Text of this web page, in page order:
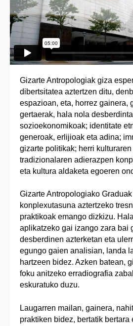
Gizarte Antropologiak giza
dibertsitatea aztertzen ditu,
espazioan, eta, horrez gainera,
gertaerak, hala nola
sozioekonomikoak; identitate
generoak, erlijioak eta adina;
gizarte politikak; herri kulturaren
tradizionalaren adierazpen
eta kultura aldaketa egoeren
Gizarte Antropologiako
konplexutasuna aztertzeko
praktikoak emango dizkizu.
aplikatzeko gai izango zara bai
desberdinen azterketan eta
egungo gaien analisian, landa
hartzeen bidez. Azken batean,
foku anitzeko erradiografia
eskuratuko duzu.
Laugarren mailan, gainera,
praktiken bidez, bertatik bertara